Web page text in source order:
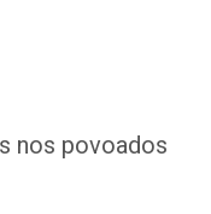
nos povoados